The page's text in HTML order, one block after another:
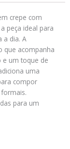
crepe com
peça ideal para
a dia. A
que acompanha
e um toque de
uma
compor
para um